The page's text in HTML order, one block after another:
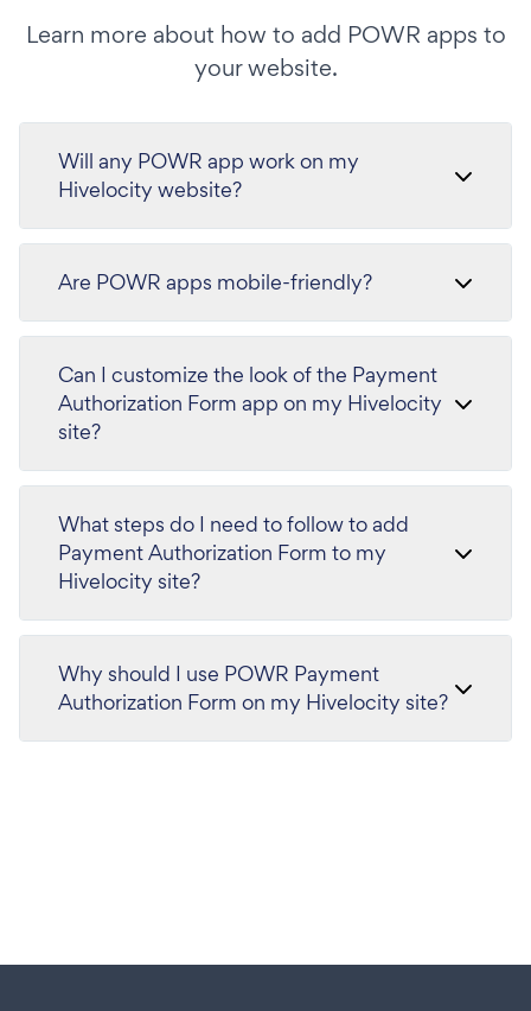
Learn more about how to add POWR apps to
your website.
Will any POWR app work on my
Hivelocity website?
Are POWR apps mobile-friendly?
Can I customize the look of the Payment
Authorization Form app on my Hivelocity
site?
What steps do I need to follow to add
Payment Authorization Form to my
Hivelocity site?
Why should I use POWR Payment
Authorization Form on my Hivelocity site?